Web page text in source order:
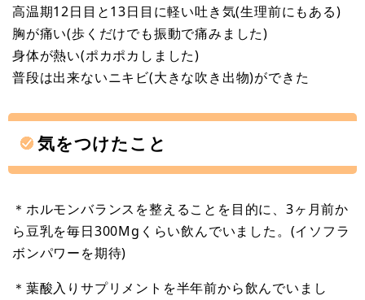
高温期12日目と13日目に軽い吐き気(生理前にもある)
胸が痛い(歩くだけでも振動で痛みました)
身体が熱い(ポカポカしました)
普段は出来ないニキビ(大きな吹き出物)ができた
気をつけたこと
＊ホルモンバランスを整えることを目的に、3ヶ月前か
ら豆乳を毎日300Mgくらい飲んでいました。(イソフラ
ボンパワーを期待)
＊葉酸入りサプリメントを半年前から飲んでいまし